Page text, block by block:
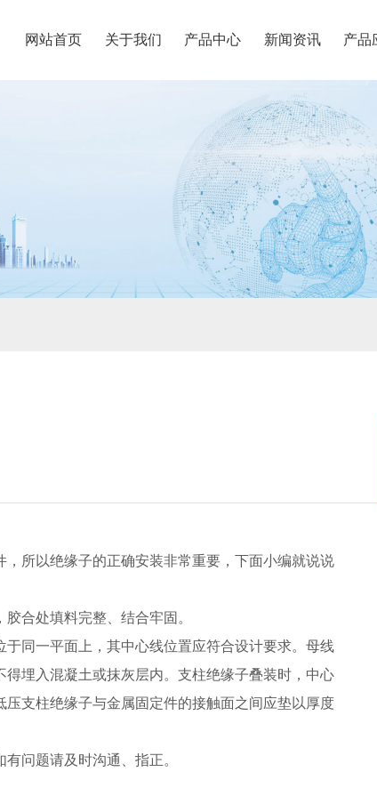
网站首页 关于我们 产品中心 新闻资讯 产品
所以绝缘子的正确安装非常重要，下面小编就说说
合处填料完整、结合牢固。
同一平面上，其中心线位置应符合设计要求。母线
埋入混凝土或抹灰层内。支柱绝缘子叠装时，中心
支柱绝缘子与金属固定件的接触面之间应垫以厚度
问题请及时沟通、指正。